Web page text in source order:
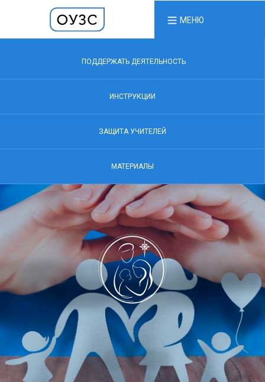
МЕНЮ
ПОДДЕРЖАТЬ ДЕЯТЕЛЬНОСТЬ
ИНСТРУКЦИИ
ЗАЩИТА УЧИТЕЛЕЙ
МАТЕРИАЛЫ